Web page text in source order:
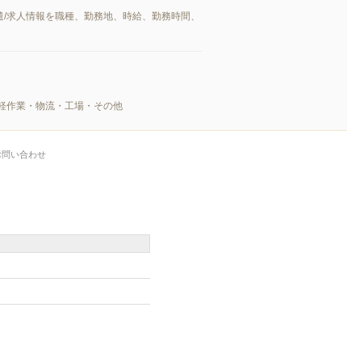
人情報を職種、勤務地、時給、勤務時間、
作業・物流・工場・その他
い合わせ